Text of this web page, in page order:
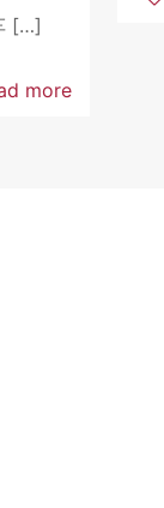
[…]
more